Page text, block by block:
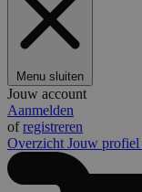
Menu sluiten
Jouw account
Aanmelden
ofregistreren
Overzicht Jouw profiel